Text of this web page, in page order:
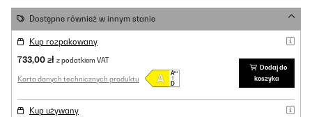
Dostępne również w innym stanie
Kup rozpakowany
733,00 zł z podatkiem VAT
Karta danych technicznych produktu
Dodaj do
koszyka
Kup używany